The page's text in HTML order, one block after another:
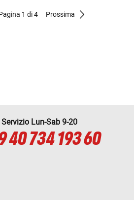
1 di 4 Prossima
Servizio Lun-Sab 9-20
40 734 193 60